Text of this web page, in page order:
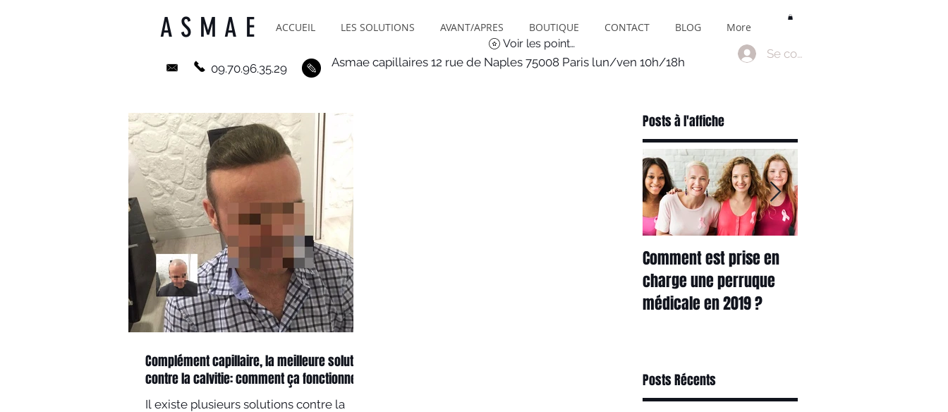
ASMAE ACCUEIL LES SOLUTIONS AVANT/APRES BOUTIQUE CONTACT BLOG More
09.70.96.35.29 Asmae capillaires 12 rue de Naples 75008 Paris lun/ven 10h/18h
Voir les points
Se connecter
Complément capillaire, la meilleure solution
contre la calvitie: comment ça fonctionne?
Il existe plusieurs solutions contre la
Posts à l'affiche
Comment est prise en
charge une perruque
médicale en 2019 ?
Posts Récents